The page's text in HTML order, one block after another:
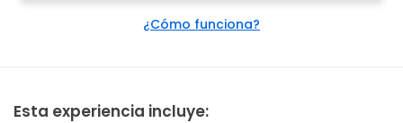
¿Cómo funciona?
Esta experiencia incluye: